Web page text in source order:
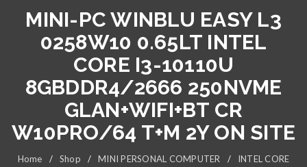
MINI-PC WINBLU EASY L3
0258W10 0.65LT INTEL
CORE I3-10110U
8GBDDR4/2666 250NVME
GLAN+WIFI+BT CR
W10PRO/64 T+M 2Y ON SITE
Home / Shop / MINI PERSONAL COMPUTER /
INTEL CORE